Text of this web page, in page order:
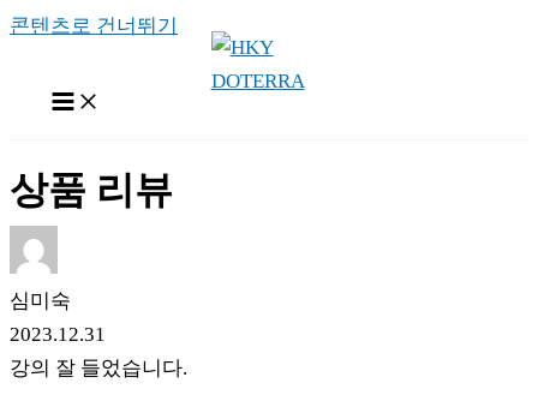
콘텐츠로 건너뛰기
상품 리뷰
심미숙
2023.12.31
강의 잘 들었습니다.